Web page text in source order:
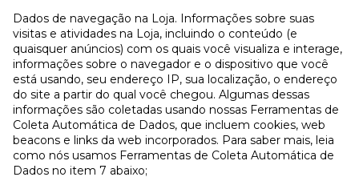
Dados de navegação na Loja. Informações sobre suas
visitas e atividades na Loja, incluindo o conteúdo (e
quaisquer anúncios) com os quais você visualiza e interage,
informações sobre o navegador e o dispositivo que você
está usando, seu endereço IP, sua localização, o endereço
do site a partir do qual você chegou. Algumas dessas
informações são coletadas usando nossas Ferramentas de
Coleta Automática de Dados, que incluem cookies, web
beacons e links da web incorporados. Para saber mais, leia
como nós usamos Ferramentas de Coleta Automática de
Dados no item 7 abaixo;